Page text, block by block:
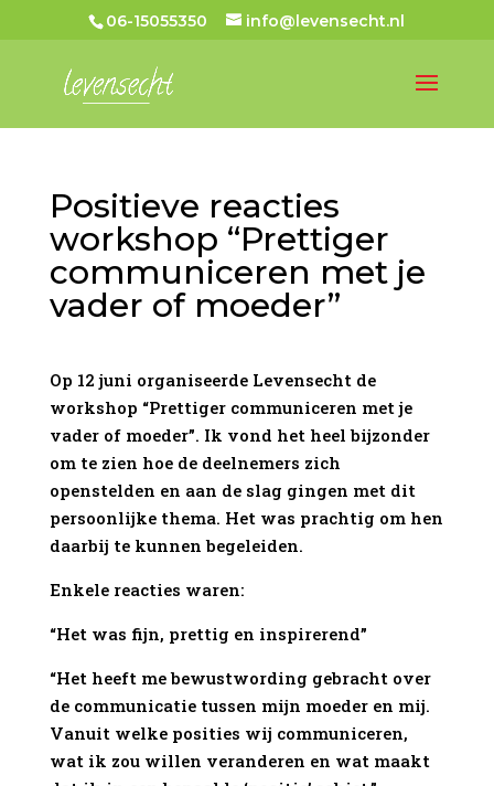
06-15055350 info@levensecht.nl
Positieve reacties
workshop “Prettiger
communiceren met je
vader of moeder”
Op 12 juni organiseerde Levensecht de
workshop “Prettiger communiceren met je
vader of moeder”. Ik vond het heel bijzonder
om te zien hoe de deelnemers zich
openstelden en aan de slag gingen met dit
persoonlijke thema. Het was prachtig om hen
daarbij te kunnen begeleiden.
Enkele reacties waren:
“Het was fijn, prettig en inspirerend”
“Het heeft me bewustwording gebracht over
de communicatie tussen mijn moeder en mij.
Vanuit welke posities wij communiceren,
wat ik zou willen veranderen en wat maakt